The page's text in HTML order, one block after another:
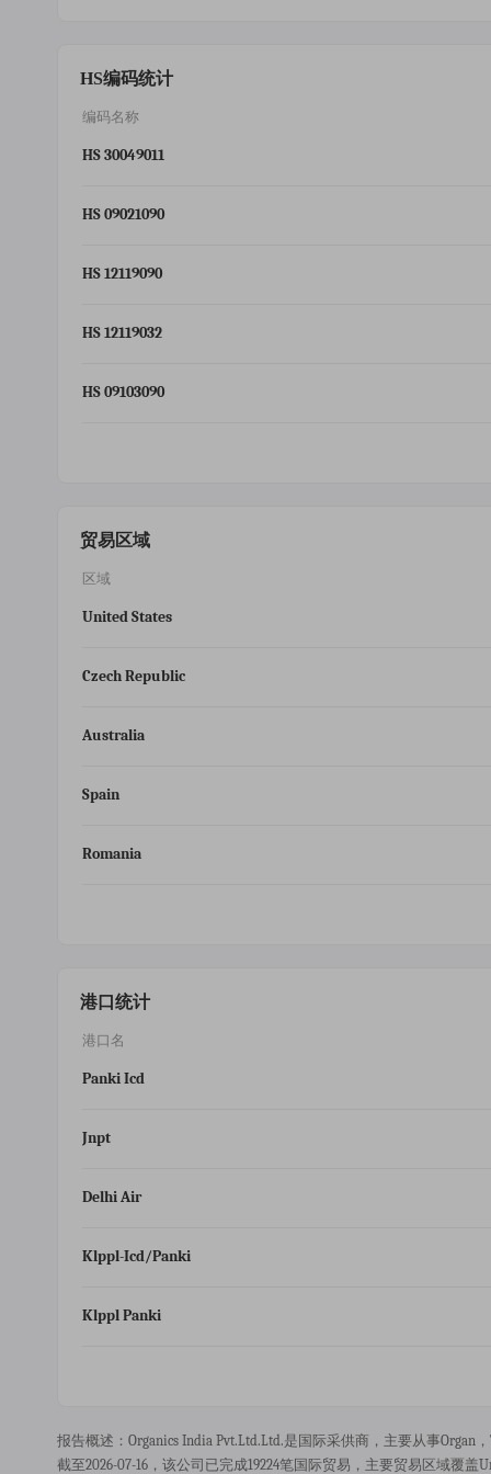
HS编码统计
编码名称
HS 30049011
HS 09021090
HS 12119090
HS 12119032
HS 09103090
贸易区域
区域
United States
Czech Republic
Australia
Spain
Romania
港口统计
港口名
Panki Icd
Jnpt
Delhi Air
Klppl-Icd/panki
Klppl Panki
报告概述：organics India Pvt.ltd.ltd.是国际采供商，主要从事organ
截至2026-07-16，该公司已完成19224笔国际贸易，主要贸易区域覆盖